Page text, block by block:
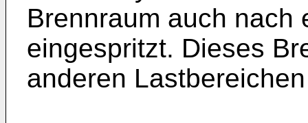
Brennraum auch nach
eingespritzt. Dieses
anderen